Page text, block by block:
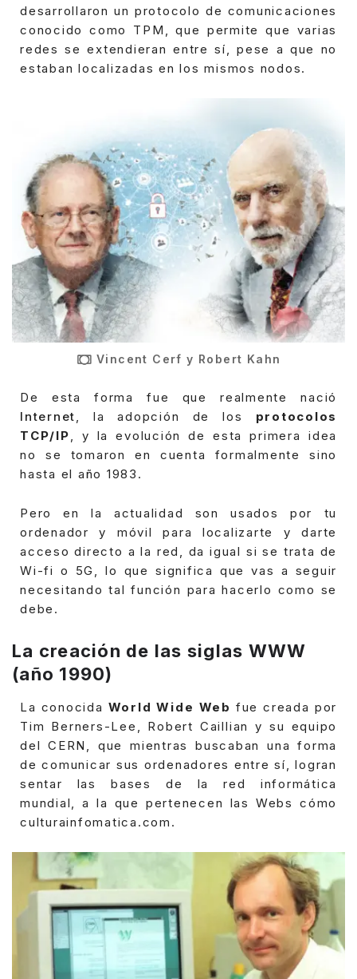
desarrollaron un protocolo de comunicaciones
conocido como TPM, que permite que varias
redes se extendieran entre sí, pese a que no
estaban localizadas en los mismos nodos.
Vincent Cerf y Robert Kahn
De esta forma fue que realmente nació
Internet
, la adopción de los protocolos
TCP/IP , y la evolución de esta primera idea
no se tomaron en cuenta formalmente sino
hasta el año 1983.
Pero en la actualidad son usados por tu
ordenador y móvil para localizarte y darte
acceso directo a la red, da igual si se trata de
Wi-fi o 5G, lo que significa que vas a seguir
necesitando tal función para hacerlo como se
debe.
La creación de las siglas WWW
(año 1990)
La conocida World Wide Web fue creada por
Tim Berners-Lee, Robert Caillian y su equipo
del CERN, que mientras buscaban una forma
de comunicar sus ordenadores entre sí, logran
sentar las bases de la red informática
mundial, a la que pertenecen las Webs cómo
culturainfomatica.com.